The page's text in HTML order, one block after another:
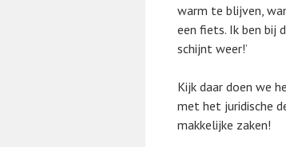
warm te blijven,
een fiets. Ik ben bij
schijnt weer!’
Kijk daar doen we
met het juridische
makkelijke zaken!